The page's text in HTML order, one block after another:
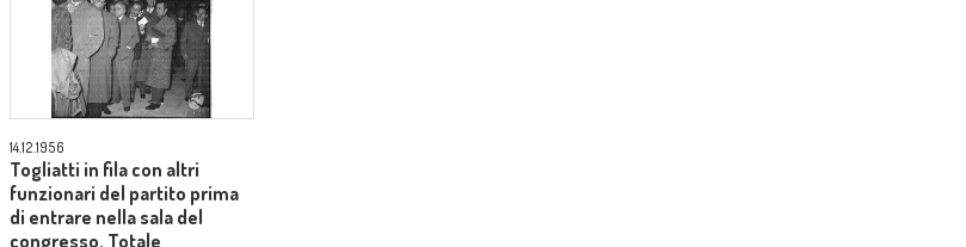
14.12.1956
Togliatti in fila con altri
funzionari del partito prima
di entrare nella sala del
congresso. Totale